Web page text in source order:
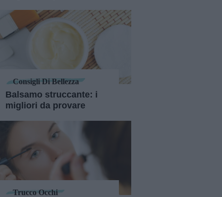
Consigli Di Bellezza
Balsamo struccante: i
migliori da provare
Trucco Occhi